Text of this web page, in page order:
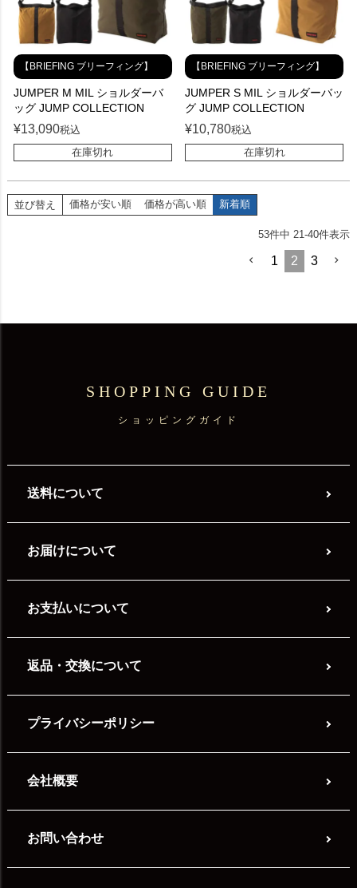
【BRIEFING ブリーフィング】
JUMPER M MIL ショルダーバ
ッグ JUMP COLLECTION
¥13,090税込
在庫切れ
【BRIEFING ブリーフィング】
JUMPER S MIL ショルダーバッ
グ JUMP COLLECTION
¥10,780税込
在庫切れ
並び替え 価格が安い順 価格が高い順 新着順
53件中 21-40件表示
1 2 3
SHOPPING GUIDE
ショッピングガイド
送料について
お届けについて
お支払いについて
返品・交換について
プライバシーポリシー
会社概要
お問い合わせ